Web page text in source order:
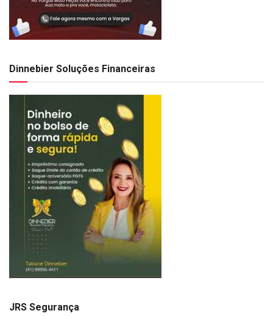
Dinnebier Soluções Financeiras
JRS Segurança